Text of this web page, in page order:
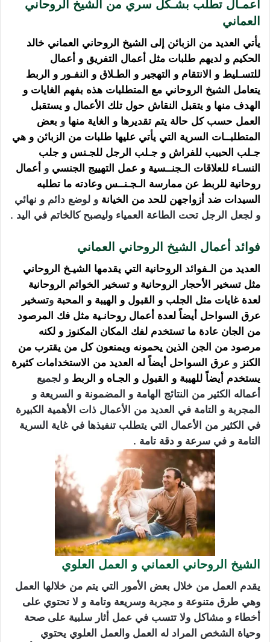
أعمـال تطلب بشـكل سري من الشيخ الروحاني
العماني
يأتي العديد من الزبائن إلى الشيخ الروحاني العماني خالد
الحكيم و لديهم طلبات مثل أعمال التفريق و أعمال
للتسـليط و الانتقام و التهجير و الطـلاق و النفـور و الربط
يتعامل الشيخ الروحاني مع المتطلبات هذه بفهم الغايات و
الهدف منها و يتقبل النقاش حول تلك الأعمال و يستقبل
العمل حسب كل حالة يتم تقديرها و الغاية منها و بعض
المتطلبــات السرية التي يأتي عليها طلبات من الزبائن و هي
جـلب الحبيب للفراش و جـلب الرجل للجـنس و جلب
النسـاء للعلاقات الـجنــسية و عمل التهييج الجنسي و أعمال
روحانية للربط عن ممارسة الـجـنــس وعادته ما تطلبه
السيدات ضد أزواجهن للحد من الخيانة و لوضع دائم و نهائي
و لجعل الرجل تحت الطاعة العمياء وليصبح كالخاتم في اليد .
فوائد أعمال الشيخ الروحاني العماني
العديد من الـفوائد الروحانية التي يقدمها الشيـخ الروحاني
مثل تسخير
الأحجار الروحانية و تسخير الخواتم الروحانية
لعدة غايات مثل الجلب و القبول و الهيبة و المحبة وتسخير
عرق السواحل أيضاً لعدة أعمال روحانـية مثل فك المرصود
من الجان عادة ما تستخدم لفك المكان المكنوز و لكنه
مرصود من الجن الذين يحمونه ويمنعون كل من يقترب من
الكنز و عرق السواحل أيضاً له العديد من الاستخدامات كثيرة
يستخدم أيضاً للهيبة و القبول و الجـاه و الربط و لجميع
أعماله الكثير من النتائج الهامة و المضمونة و السريعة و
المجربة و التامة في العديد من الأعمال ذات الأهمية الكبيرة
في الكثير من الأعمال التي يتطلب تنفيذها في غاية السرية
التامة و في سرعة و دقة تامة .
الشيخ الروحاني العماني و العمل العلوي
يقدم العمل من خلال بعض الأمور التي يتم من خلالها العمل
وهي طرق متنوعة و مجربة وسريعة وتامة و لا تحتوي على
أخطاء و مشاكل ولا تتسب في عمل أثار سلبية على صحة
وحياة الشخص المراد له العمل والعمل العلوي يحتوي